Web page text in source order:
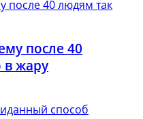
после 40
в жару